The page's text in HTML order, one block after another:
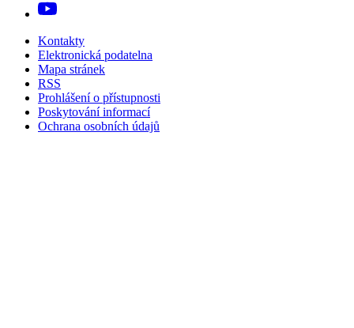
Kontakty
Elektronická podatelna
Mapa stránek
RSS
Prohlášení o přístupnosti
Poskytování informací
Ochrana osobních údajů